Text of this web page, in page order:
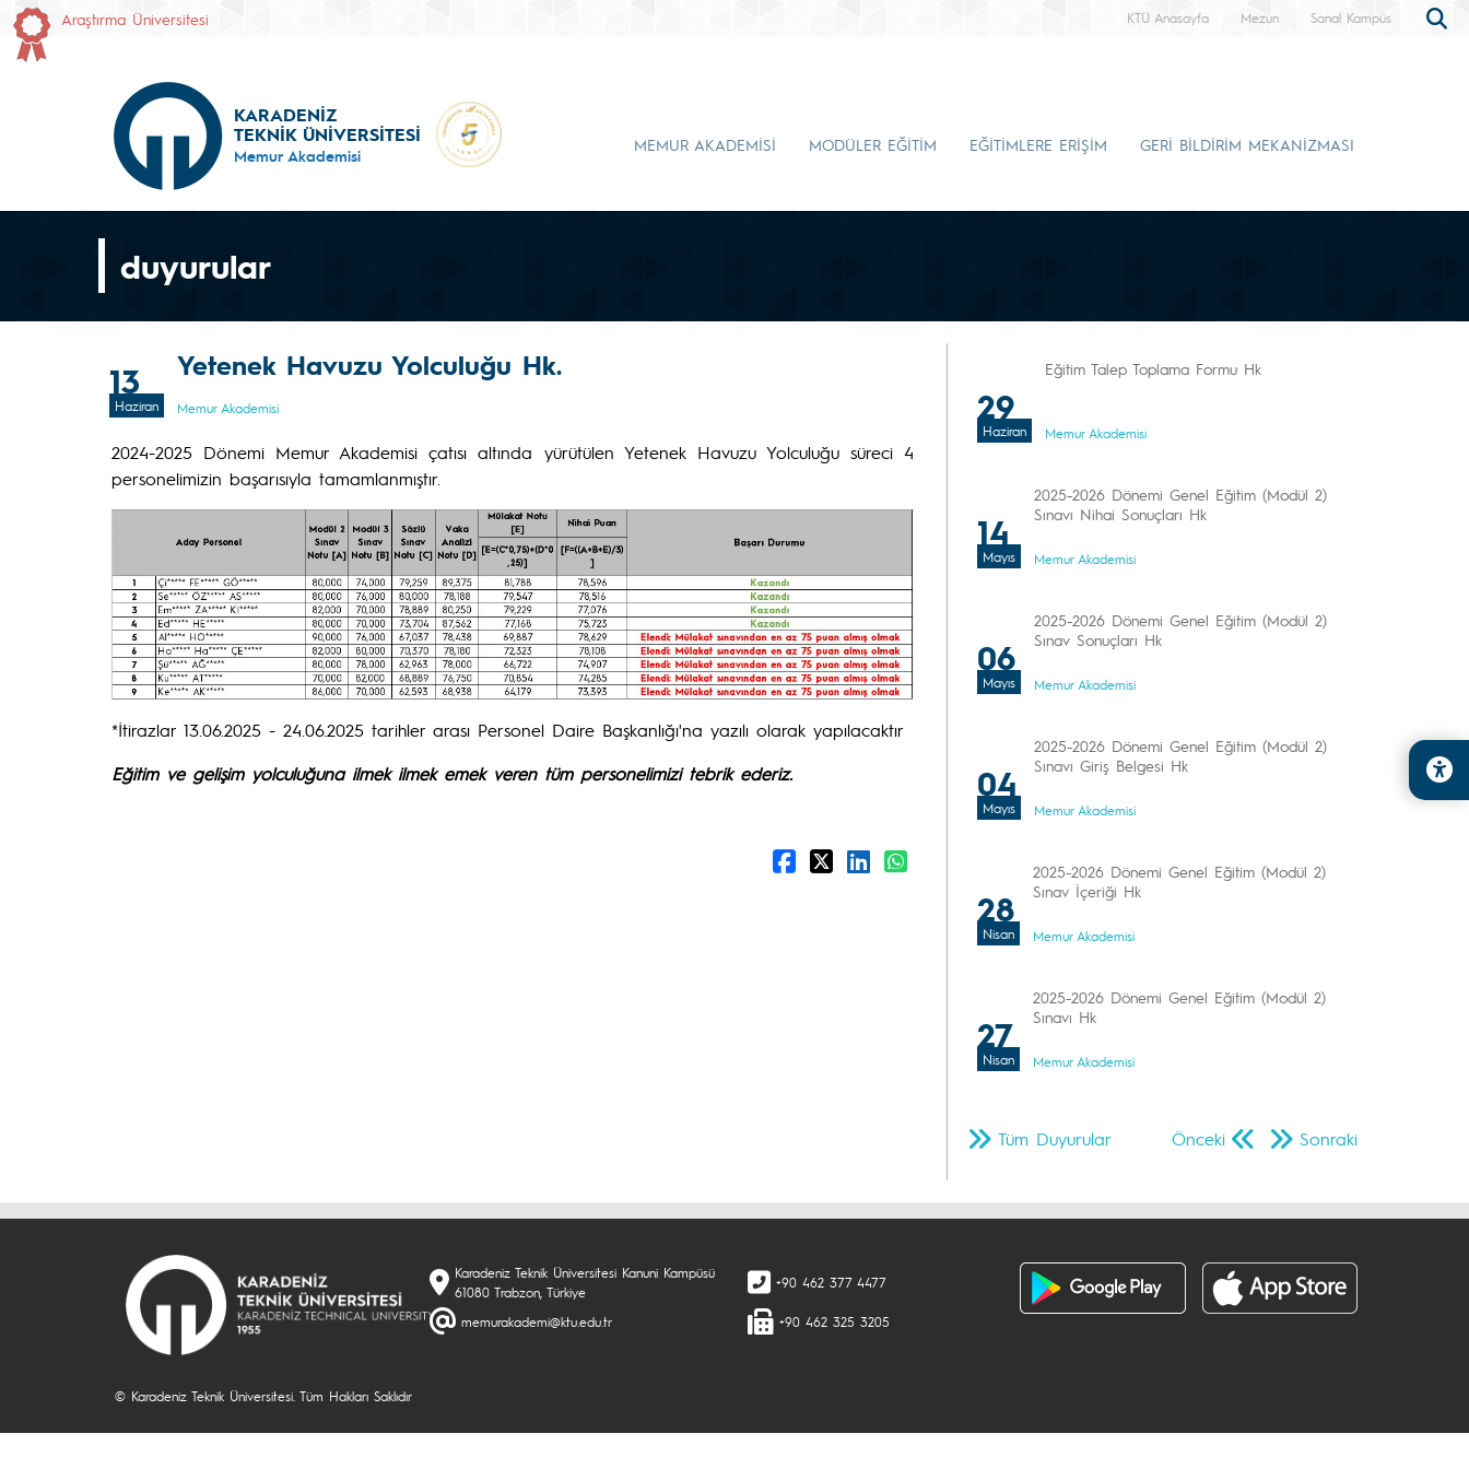
Araştırma Üniversitesi KTÜ Anasayfa Mezun Sanal Kampüs
KARADENİZ
TEKNİK ÜNİVERSİTESİ
Memur Akademisi
MEMUR AKADEMİSİ MODÜLER EĞİTİM EĞİTİMLERE ERİŞİM GERİ BİLDİRİM MEKANİZMASI
duyurular
13
Haziran
Yetenek Havuzu Yolculuğu Hk.
Memur Akademisi
2024-2025 Dönemi Memur Akademisi çatısı altında yürütülen Yetenek Havuzu Yolculuğu süreci 4
personelimizin başarısıyla tamamlanmıştır.
*İtirazlar 13.06.2025 - 24.06.2025 tarihler arası Personel Daire Başkanlığı'na yazılı olarak yapılacaktır
Eğitim ve gelişim yolculuğuna ilmek ilmek emek veren tüm personelimizi tebrik ederiz.
29
Haziran
Eğitim Talep Toplama Formu Hk
Memur Akademisi
14
Mayıs
2025-2026 Dönemi Genel Eğitim (Modül 2)
Sınavı Nihai Sonuçları Hk
Memur Akademisi
06
Mayıs
2025-2026 Dönemi Genel Eğitim (Modül 2)
Sınav Sonuçları Hk
Memur Akademisi
04
Mayıs
2025-2026 Dönemi Genel Eğitim (Modül 2)
Sınavı Giriş Belgesi Hk
Memur Akademisi
28
Nisan
2025-2026 Dönemi Genel Eğitim (Modül 2)
Sınav İçeriği Hk
Memur Akademisi
27
Nisan
2025-2026 Dönemi Genel Eğitim (Modül 2)
Sınavı Hk
Memur Akademisi
Önceki Sonraki
Tüm Duyurular
Karadeniz Teknik Üniversitesi Kanuni Kampüsü
61080 Trabzon, Türkiye
memurakademi@ktu.edu.tr
+90 462 377 4477
+90 462 325 3205
© Karadeniz Teknik Üniversitesi. Tüm Hakları Saklıdır